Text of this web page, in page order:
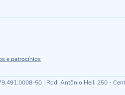
e patrocínios
50 | Rod. Antônio Heil, 250 -